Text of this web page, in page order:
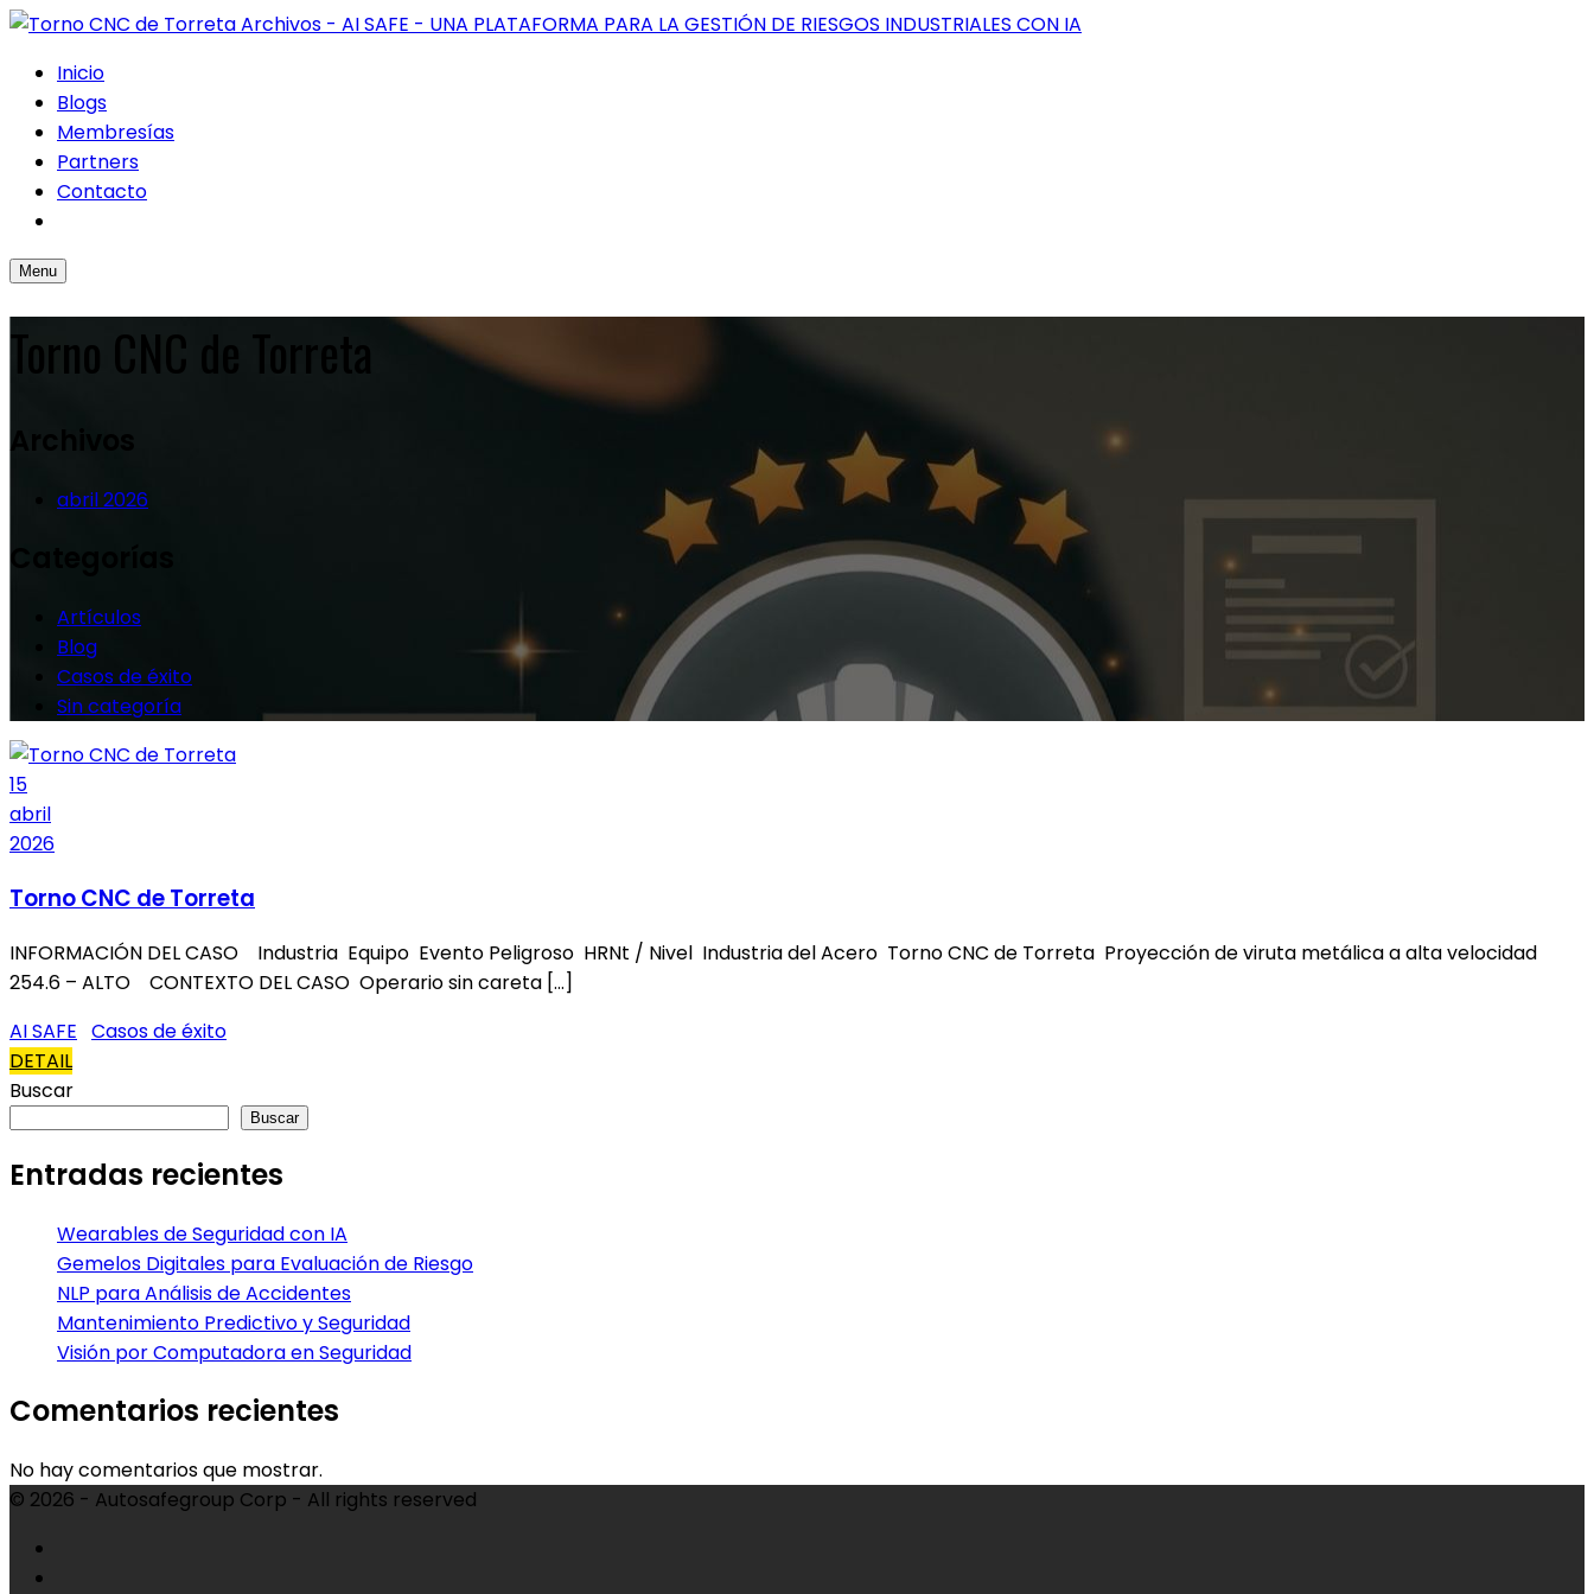
Inicio
Blogs
Membresías
Partners
Contacto
Menu
Torno CNC de Torreta
abril 2026
Artículos
Blog
Casos de éxito
Sin categoría
15
abril
2026
Torno CNC de Torreta
INFORMACIÓN DEL CASO Industria Equipo Evento Peligroso HRNt / Nivel Industria del Acero Torno CNC de Torreta Proyección de viruta metálica a alta velocidad
254.6 – ALTO CONTEXTO DEL CASO Operario sin careta […]
AI SAFE Casos de éxito
DETAIL
Buscar
Buscar
Entradas recientes
Wearables de Seguridad con IA
Gemelos Digitales para Evaluación de Riesgo
NLP para Análisis de Accidentes
Mantenimiento Predictivo y Seguridad
Visión por Computadora en Seguridad
Comentarios recientes
No hay comentarios que mostrar.
© 2026 - Autosafegroup Corp - All rights reserved